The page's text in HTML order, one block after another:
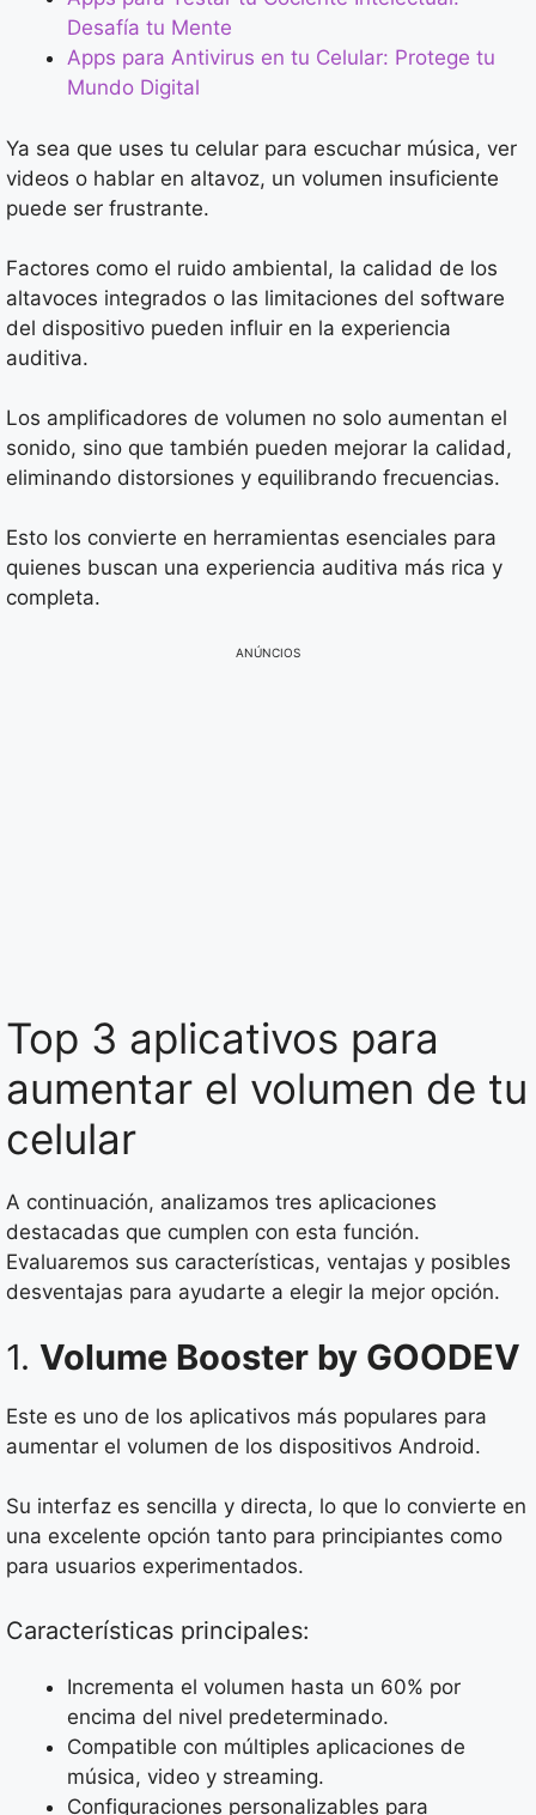
Desafía tu Mente
Apps para Antivirus en tu Celular: Protege tu
Mundo Digital
Ya sea que uses tu celular para escuchar música, ver
videos o hablar en altavoz, un volumen insuficiente
puede ser frustrante.
Factores como el ruido ambiental, la calidad de los
altavoces integrados o las limitaciones del software
del dispositivo pueden influir en la experiencia
auditiva.
Los amplificadores de volumen no solo aumentan el
sonido, sino que también pueden mejorar la calidad,
eliminando distorsiones y equilibrando frecuencias.
Esto los convierte en herramientas esenciales para
quienes buscan una experiencia auditiva más rica y
completa.
ANÚNCIOS
Top 3 aplicativos para
aumentar el volumen de tu
celular
A continuación, analizamos tres aplicaciones
destacadas que cumplen con esta función.
Evaluaremos sus características, ventajas y posibles
desventajas para ayudarte a elegir la mejor opción.
1. Volume Booster by GOODEV
Este es uno de los aplicativos más populares para
aumentar el volumen de los dispositivos Android.
Su interfaz es sencilla y directa, lo que lo convierte en
una excelente opción tanto para principiantes como
para usuarios experimentados.
Características principales:
Incrementa el volumen hasta un 60% por
encima del nivel predeterminado.
Compatible con múltiples aplicaciones de
música, video y streaming.
Configuraciones personalizables para